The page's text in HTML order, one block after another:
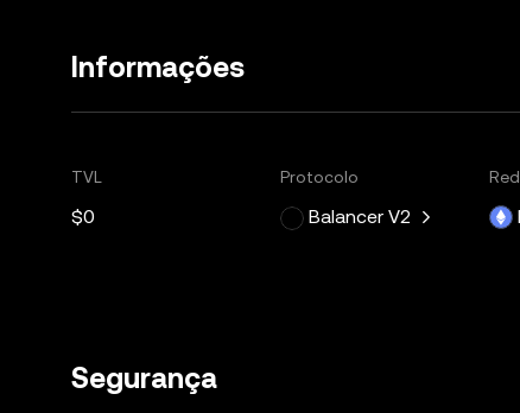
Informações
TVL
$0
Protocolo
Balancer V2
Segurança